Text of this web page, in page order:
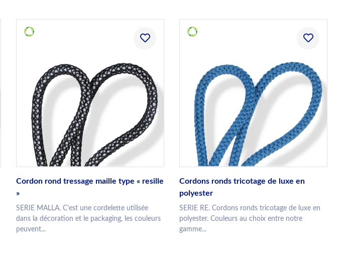
Cordon rond tressage maille type « resille
»
SERIE MALLA. C’est une cordelette utilisée
dans la décoration et le packaging, les couleurs
peuvent...
Cordons ronds tricotage de luxe en
polyester
SERIE RE. Cordons ronds tricotage de luxe en
polyester. Couleurs au choix entre notre
gamme...